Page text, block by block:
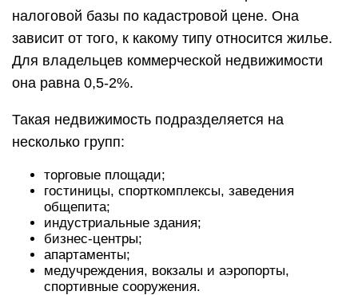
налоговой базы по кадастровой цене. Она
зависит от того, к какому типу относится жилье.
Для владельцев коммерческой недвижимости
она равна 0,5-2%.
Такая недвижимость подразделяется на
несколько групп:
торговые площади;
гостиницы, спорткомплексы, заведения
общепита;
индустриальные здания;
бизнес-центры;
апартаменты;
медучреждения, вокзалы и аэропорты,
спортивные сооружения.